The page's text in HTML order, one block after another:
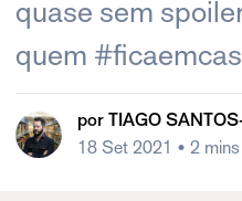
quase sem
quem
por TIAGO
18 Set 2021 • 2